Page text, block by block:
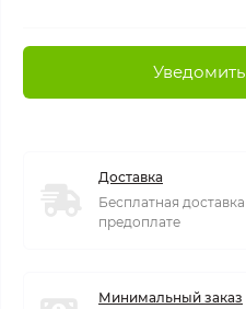
Доставка
Бесплатная
предоплате
Минимальный заказ